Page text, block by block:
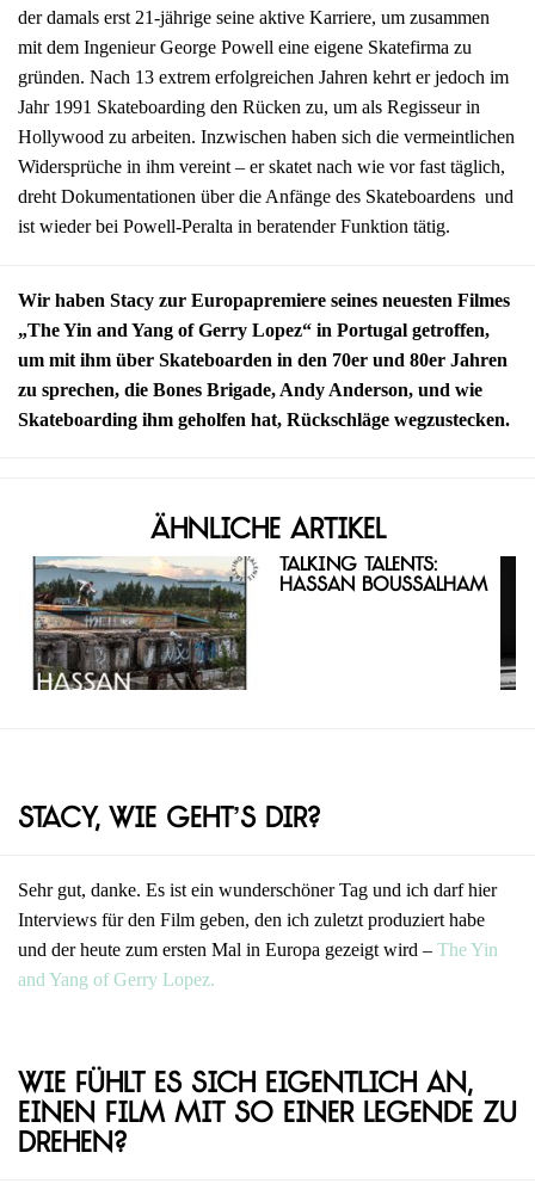
der damals erst 21-jährige seine aktive Karriere, um zusammen
mit dem Ingenieur George Powell eine eigene Skatefirma zu
gründen. Nach 13 extrem erfolgreichen Jahren kehrt er jedoch im
Jahr 1991 Skateboarding den Rücken zu, um als Regisseur in
Hollywood zu arbeiten. Inzwischen haben sich die vermeintlichen
Widersprüche in ihm vereint – er skatet nach wie vor fast täglich,
dreht Dokumentationen über die Anfänge des Skateboardens und
ist wieder bei Powell-Peralta in beratender Funktion tätig.
Wir haben Stacy zur Europapremiere seines neuesten Filmes
„The Yin and Yang of Gerry Lopez“ in Portugal getroffen,
um mit ihm über Skateboarden in den 70er und 80er Jahren
zu sprechen, die Bones Brigade, Andy Anderson, und wie
Skateboarding ihm geholfen hat, Rückschläge wegzustecken.
Ähnliche Artikel
Talking Talents:
Hassan Boussalham
Stacy, wie geht’s dir?
Sehr gut, danke. Es ist ein wunderschöner Tag und ich darf hier
Interviews für den Film geben, den ich zuletzt produziert habe
und der heute zum ersten Mal in Europa gezeigt wird – The Yin
and Yang of Gerry Lopez.
Wie fühlt es sich eigentlich an,
einen Film mit so einer Legende zu
drehen?